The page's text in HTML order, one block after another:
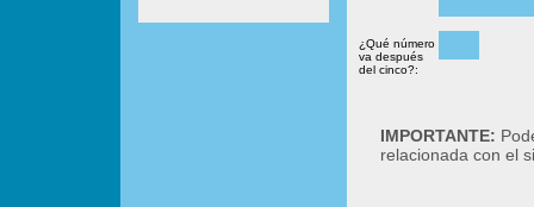
¿Qué número
va después
del cinco?:
IMPORTANTE:
relacionada con el